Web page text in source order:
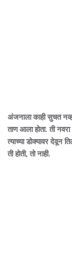
अंजनाला काही सुचत
ताण आला होता. ती
त्याच्या डोक्यावर देवून
ती होती, तो नाही.